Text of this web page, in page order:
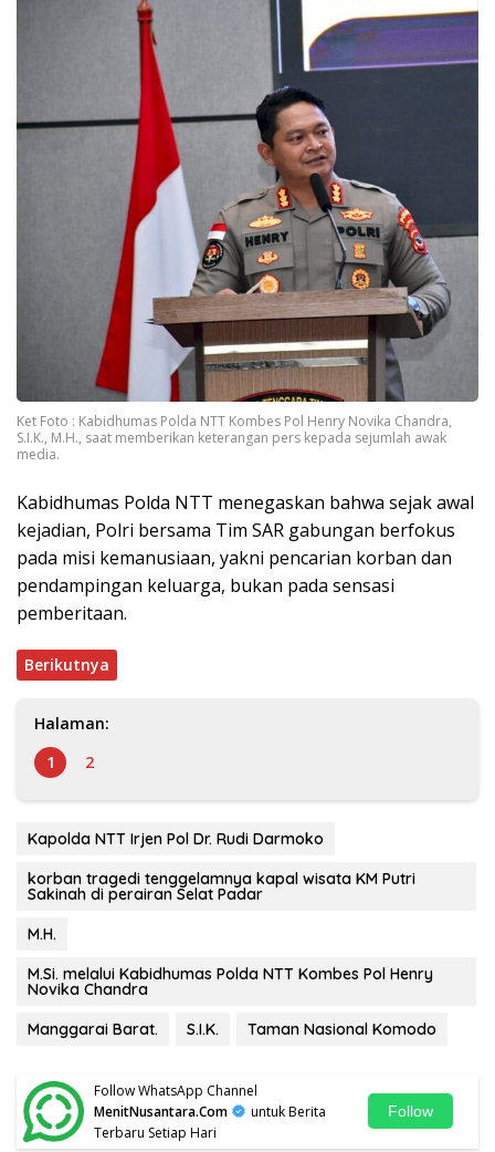
Ket Foto : Kabidhumas Polda NTT Kombes Pol Henry Novika Chandra,
S.I.K., M.H., saat memberikan keterangan pers kepada sejumlah awak
media.
Kabidhumas Polda NTT menegaskan bahwa sejak awal
kejadian, Polri bersama Tim SAR gabungan berfokus
pada misi kemanusiaan, yakni pencarian korban dan
pendampingan keluarga, bukan pada sensasi
pemberitaan.
Berikutnya
Halaman:
1
2
Kapolda NTT Irjen Pol Dr. Rudi Darmoko
korban tragedi tenggelamnya kapal wisata KM Putri
Sakinah di perairan Selat Padar
M.H.
M.Si. melalui Kabidhumas Polda NTT Kombes Pol Henry
Novika Chandra
Manggarai Barat.
S.I.K. Taman Nasional Komodo
Follow WhatsApp Channel
MenitNusantara.Com
untuk Berita
Terbaru Setiap Hari
Follow